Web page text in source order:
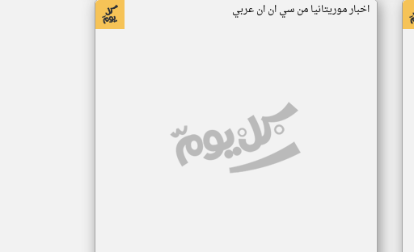
اخبار موريتانيا من سي ان ان عربي